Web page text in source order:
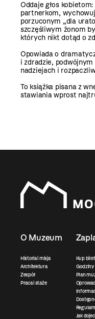
Oddaje głos
partnerkom,
porzuconym „dla
szczęśliwym żonom
których nikt dotąd o
Opowiada o
i zdradzie,
nadziejach i
To książka pisana z
stawiania wprost
O Muzeum
Historia i misja
Architektura
Zespół
Praca i staże
Kup bilet
Plan
Jak